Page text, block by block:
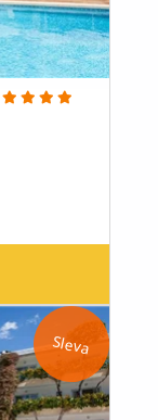
Sleva